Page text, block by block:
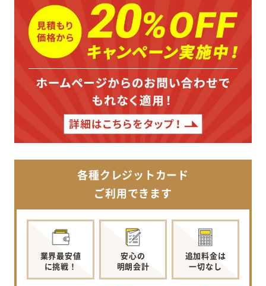
各種クレジットカード
ご利用できます
業界最安値
に挑戦！
安心の
明朗会計
追加料金は
一切なし